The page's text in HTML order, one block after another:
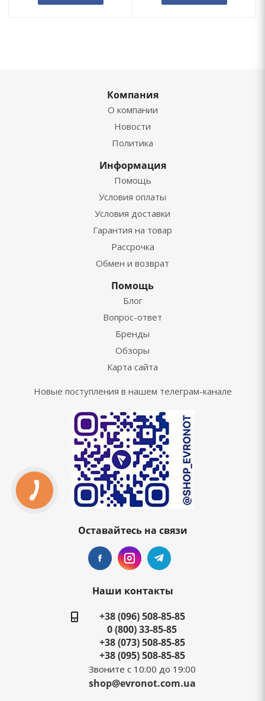
Компания
О компании
Новости
Политика
Информация
Помощь
Условия оплаты
Условия доставки
Гарантия на товар
Рассрочка
Обмен и возврат
Помощь
Блог
Вопрос-ответ
Бренды
Обзоры
Карта сайта
Новые поступления в нашем телеграм-канале
Оставайтесь на связи
Наши контакты
+38 (096) 508-85-85
0 (800) 33-85-85
+38 (073) 508-85-85
+38 (095) 508-85-85
Звоните с 10:00 до 19:00
shop@evronot.com.ua